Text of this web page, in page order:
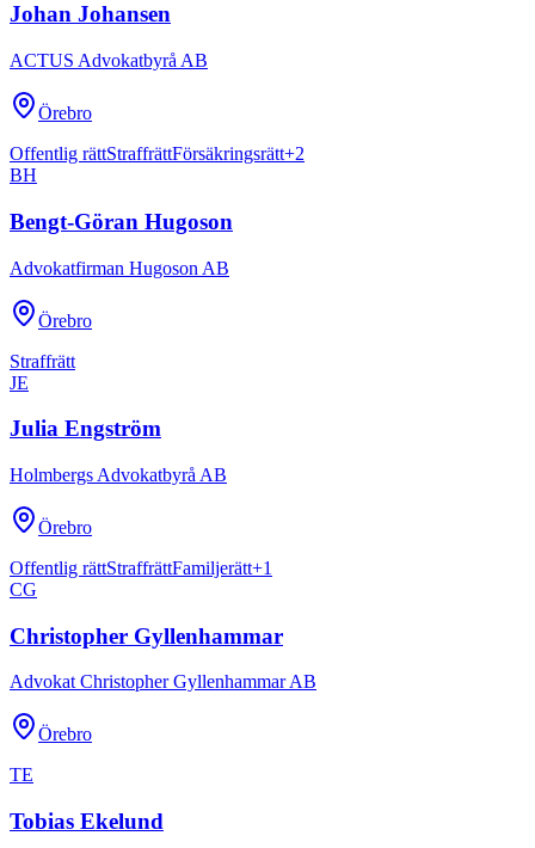
Johan Johansen
ACTUS Advokatbyrå AB
Örebro
Offentlig rättStraffrättFörsäkringsrätt+2
BH
Bengt-Göran Hugoson
Advokatfirman Hugoson AB
Örebro
Straffrätt
JE
Julia Engström
Holmbergs Advokatbyrå AB
Örebro
Offentlig rättStraffrättFamiljerätt+1
CG
Christopher Gyllenhammar
Advokat Christopher Gyllenhammar AB
Örebro
TE
Tobias Ekelund